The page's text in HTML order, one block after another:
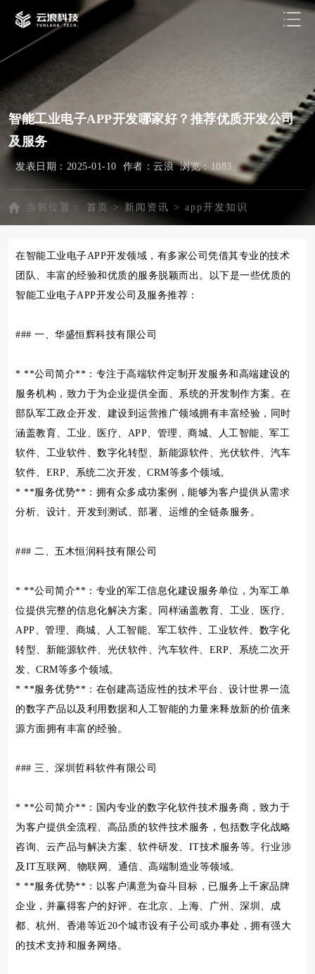
智能工业电子APP开发哪家好？推荐优质开发公司
及服务
发表日期：2025-01-10 作者：云浪 浏览： 1083
当前位置： 首页 >新闻资讯 > app开发知识
在智能工业电子APP开发领域，有多家公司凭借其专业的技术
团队、丰富的经验和优质的服务脱颖而出。以下是一些优质的
智能工业电子APP开发公司及服务推荐：
### 一、华盛恒辉科技有限公司
* **公司简介**：专注于高端软件定制开发服务和高端建设的
服务机构，致力于为企业提供全面、系统的开发制作方案。在
部队军工政企开发、建设到运营推广领域拥有丰富经验，同时
涵盖教育、工业、医疗、APP、管理、商城、人工智能、军工
软件、工业软件、数字化转型、新能源软件、光伏软件、汽车
软件、ERP、系统二次开发、CRM等多个领域。
* **服务优势**：拥有众多成功案例，能够为客户提供从需求
分析、设计、开发到测试、部署、运维的全链条服务。
### 二、五木恒润科技有限公司
* **公司简介**：专业的军工信息化建设服务单位，为军工单
位提供完整的信息化解决方案。同样涵盖教育、工业、医疗、
APP、管理、商城、人工智能、军工软件、工业软件、数字化
转型、新能源软件、光伏软件、汽车软件、ERP、系统二次开
发、CRM等多个领域。
* **服务优势**：在创建高适应性的技术平台、设计世界一流
的数字产品以及利用数据和人工智能的力量来释放新的价值来
源方面拥有丰富的经验。
### 三、深圳哲科软件有限公司
* **公司简介**：国内专业的数字化软件技术服务商，致力于
为客户提供全流程、高品质的软件技术服务，包括数字化战略
咨询、云产品与解决方案、软件研发、IT技术服务等。行业涉
及IT互联网、物联网、通信、高端制造业等领域。
* **服务优势**：以客户满意为奋斗目标，已服务上千家品牌
企业，并赢得客户的好评。在北京、上海、广州、深圳、成
都、杭州、香港等近20个城市设有子公司或办事处，拥有强大
的技术支持和服务网络。